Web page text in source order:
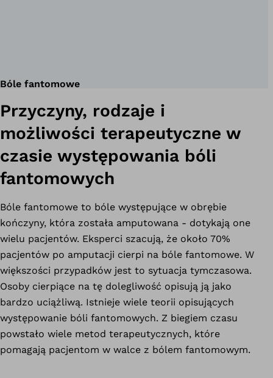
Bóle fantomowe
Przyczyny, rodzaje i
możliwości terapeutyczne w
czasie występowania bóli
fantomowych
Bóle fantomowe to bóle występujące w obrębie
kończyny, która została amputowana - dotykają one
wielu pacjentów. Eksperci szacują, że około 70%
pacjentów po amputacji cierpi na bóle fantomowe. W
większości przypadków jest to sytuacja tymczasowa.
Osoby cierpiące na tę dolegliwość opisują ją jako
bardzo uciążliwą. Istnieje wiele teorii opisujących
występowanie bóli fantomowych. Z biegiem czasu
powstało wiele metod terapeutycznych, które
pomagają pacjentom w walce z bólem fantomowym.